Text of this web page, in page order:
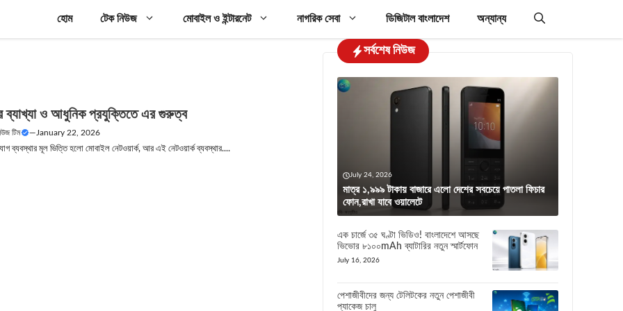
হোম টেক নিউজ মোবাইল ও ইন্টারনেট নাগরিক সেবা ডিজিটাল বাংলাদেশ অন্যান্য
ব্যাখ্যা ও আধুনিক প্রযুক্তিতে এর গুরুত্ব
টিম — January 22, 2026
ব্যবস্থার মূল ভিত্তি হলো মোবাইল নেটওয়ার্ক, আর এই নেটওয়ার্ক ব্যবস্থার....
সর্বশেষ নিউজ
July 24, 2026
মাত্র ১,৯৯৯ টাকায় বাজারে এলো দেশের সবচেয়ে পাতলা ফিচার
ফোন,রাখা যাবে ওয়ালেটে
এক চার্জে ৩৫ ঘণ্টা ভিডিও! বাংলাদেশে আসছে
ভিভোর ৮১০০mAh ব্যাটারির নতুন স্মার্টফোন
July 16, 2026
পেশাজীবীদের জন্য টেলিটকের নতুন পেশাজীবী
প্যাকেজ চালু